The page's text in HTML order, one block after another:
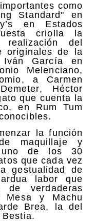
como
Standard" en
en Estados
criolla la
del
originales de la
García en
Melenciano,
a Carmen
Héctor
que cuenta la
en Rum Tum
la función
maquillaje y
uno de los 30
que cada vez
gestualidad de
labor que
verdaderas
Mesa y Machu
Brea, la del